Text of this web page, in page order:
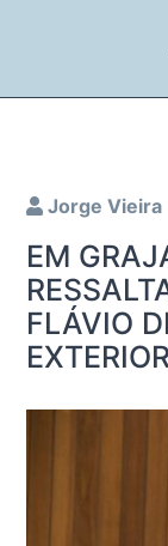
Jorge Vieira
EM
FLÁVIO
EXTERIOR